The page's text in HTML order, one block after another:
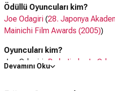
Ödüllü Oyuncuları kim?
Joe Odagiri (28. Japonya
Mainichi Film Awards (2005))
Oyuncuları kim?
Joe Odagiri, Park Ji-ah Jo
Devamını Oku